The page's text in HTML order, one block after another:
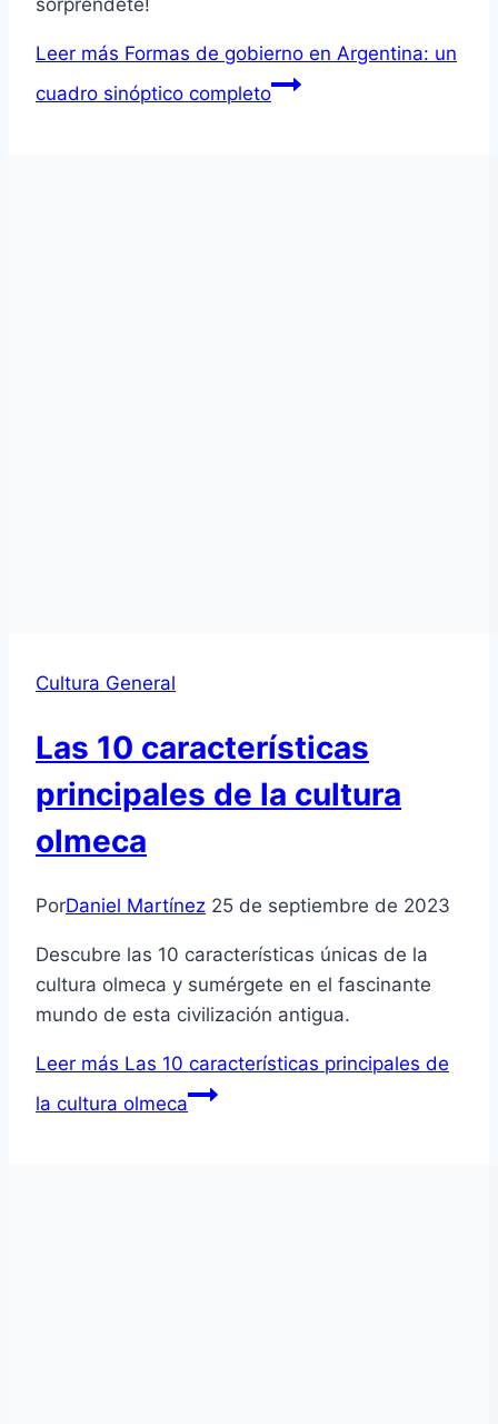
sorpréndete!
Leer más Formas de gobierno en Argentina: un
cuadro sinóptico completo
Cultura General
Las 10 características
principales de la cultura
olmeca
PorDaniel Martínez 25 de septiembre de 2023
Descubre las 10 características únicas de la
cultura olmeca y sumérgete en el fascinante
mundo de esta civilización antigua.
Leer más Las 10 características principales de
la cultura olmeca